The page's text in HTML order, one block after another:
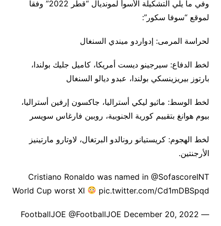
وفي ما يلي التشكيلة الأسوأ لمونديال “قطر 2022” وفقا
لموقع “سوفا سكور”:
لحراسة المرمى: إدواردو ميندي السنغال
لخط الدفاع: سيرجينو ديست أمريكا، كاميل جليك بولندا،
بارتوز بيريزينسكي بولندا، عبدو ديالو السنغال
لخط الوسط: ماثيو ليكي أستراليا، جاكسون إرفين أستراليا،
بيوم هوانغ بتقييم كورية الجنوبية، روبين فارغاس سويسر
لخط الهجوم: كريستيانو رونالدو البرتغال، لاوتارو مارتينيز
الأرجنتين.
Cristiano Ronaldo was named in @SofascoreINT
World Cup worst XI
pic.twitter.com/Cd1mDBSpqd
— FootballJOE @FootballJOE December 20, 2022